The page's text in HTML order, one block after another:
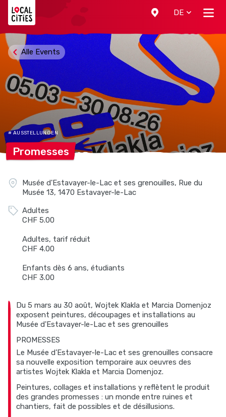
DE
Alle Events
# AUSSTELLUNGEN
Promesses
Musée d'Estavayer-le-Lac et ses grenouilles, Rue du
Musée 13, 1470 Estavayer-le-Lac
Adultes
CHF 5.00
Adultes, tarif réduit
CHF 4.00
Enfants dès 6 ans, étudiants
CHF 3.00
Du 5 mars au 30 août, Wojtek Klakla et Marcia Domenjoz
exposent peintures, découpages et installations au
Musée d'Estavayer-le-Lac et ses grenouilles
PROMESSES
Le Musée d’Estavayer-le-Lac et ses grenouilles consacre
sa nouvelle exposition temporaire aux oeuvres des
artistes Wojtek Klakla et Marcia Domenjoz.
Peintures, collages et installations y reflètent le produit
des grandes promesses : un monde entre ruines et
chantiers, fait de possibles et de désillusions.